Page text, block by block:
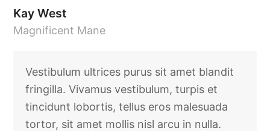
Kay West
Magnificent Mane
Vestibulum ultrices purus sit amet blandit
fringilla. Vivamus vestibulum, turpis et
tincidunt lobortis, tellus eros malesuada
tortor, sit amet mollis nisl arcu in nulla.